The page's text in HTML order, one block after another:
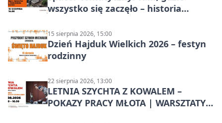
wszystko się zaczęło – historia
15 sierpnia 2026, 15:00
Dzień Hajduk Wielkich 2026 – festyn
rodzinny
22 sierpnia 2026, 13:00
LETNIA SZYCHTA Z KOWALEM –
POKAZY PRACY MŁOTA | WARSZTATY